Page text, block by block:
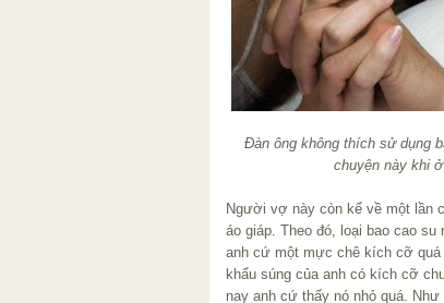
Đàn ông không thích sử dụng
chuyện này khi
Người vợ này còn kể về một lần
áo giáp. Theo đó, loại bao cao
anh cứ một mực chê kích cỡ quá
khẩu súng của anh có kích cỡ
nay anh cứ thấy nó nhỏ quá.